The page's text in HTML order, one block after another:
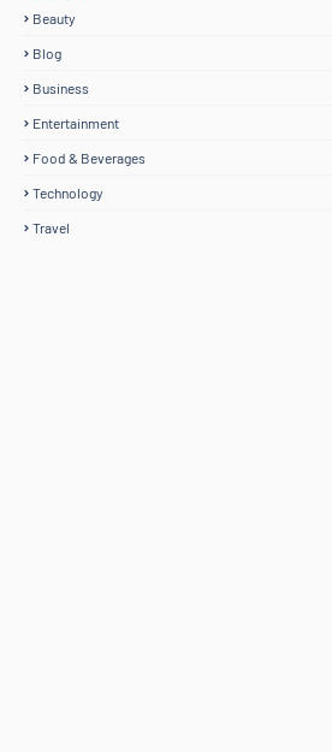
Beauty
Blog
Business
Entertainment
Food & Beverages
Technology
Travel